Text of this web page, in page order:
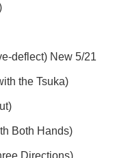
deflect) New 5/21
the Tsuka)
Both Hands)
Directions)